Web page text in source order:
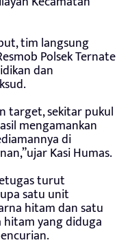
tim langsung
Polsek Ternate
dan
target, sekitar pukul
mengamankan
di
Kasi Humas.
turut
satu unit
hitam dan satu
yang diduga